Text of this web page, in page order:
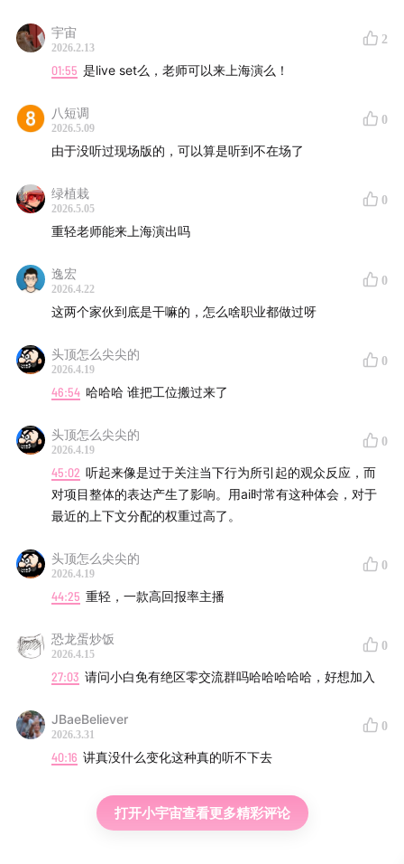
宇宙
2026.2.13
2
01:55 是live set么，老师可以来上海演么！
八短调
2026.5.09
0
由于没听过现场版的，可以算是听到不在场了
绿植栽
2026.5.05
0
重轻老师能来上海演出吗
逸宏
2026.4.22
0
这两个家伙到底是干嘛的，怎么啥职业都做过呀
头顶怎么尖尖的
2026.4.19
0
46:54 哈哈哈 谁把工位搬过来了
头顶怎么尖尖的
2026.4.19
0
45:02 听起来像是过于关注当下行为所引起的观众反应，而
对项目整体的表达产生了影响。用ai时常有这种体会，对于
最近的上下文分配的权重过高了。
头顶怎么尖尖的
2026.4.19
0
44:25 重轻，一款高回报率主播
恐龙蛋炒饭
2026.4.15
0
27:03 请问小白免有绝区零交流群吗哈哈哈哈哈，好想加入
JBaeBeliever
2026.3.31
0
40:16 讲真没什么变化这种真的听不下去
打开小宇宙查看更多精彩评论